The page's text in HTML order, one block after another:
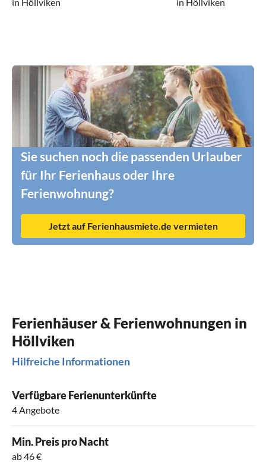
Sie suchen noch die passenden Urlauber
für Ihr Ferienhaus oder Ihre
Ferienwohnung?
Jetzt auf Ferienhausmiete.de vermieten
Ferienhäuser & Ferienwohnungen in
Höllviken
Hilfreiche Informationen
Verfügbare Ferienunterkünfte
4 Angebote
Min. Preis pro Nacht
ab 46 €